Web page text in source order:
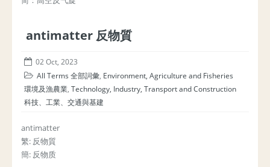
antimatter 反物質
02 Oct, 2023
All Terms 全部詞彙, Environment, Agriculture and Fisheries
環境及漁農業, Technology, Industry, Transport and Construction
科技、工業、交通與基建
antimatter
繁: 反物質
簡: 反物质